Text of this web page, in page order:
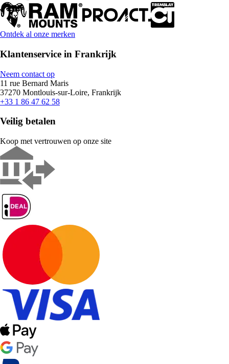
Ontdek al onze merken
Klantenservice in Frankrijk
Neem contact op
11 rue Bernard Maris
37270 Montlouis-sur-Loire, Frankrijk
+33 1 86 47 62 58
Veilig betalen
Koop met vertrouwen op onze site